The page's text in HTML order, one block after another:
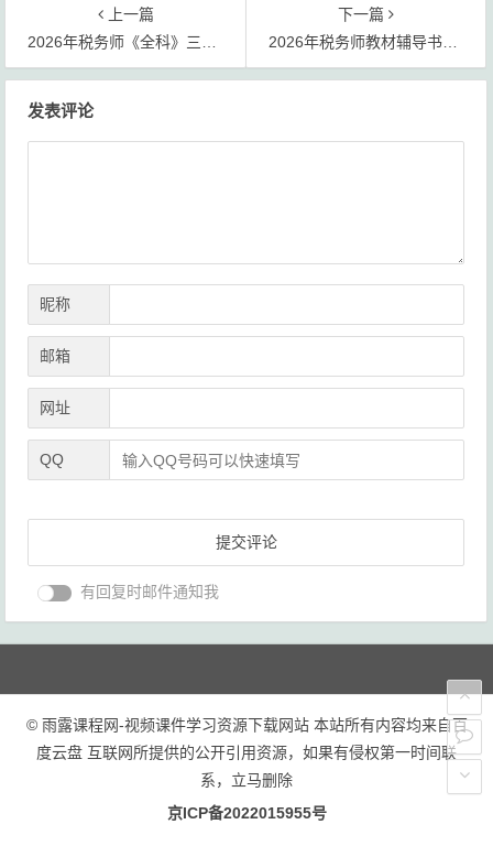
上一篇
2026年税务师《全科》三色笔记pdf网盘资源免费获取
下一篇
2026年税务师教材辅导书轻一pdf网盘免费下载
发表评论
昵称
邮箱
网址
QQ
有回复时邮件通知我
© 雨露课程网-视频课件学习资源下载网站 本站所有内容均来自百
度云盘 互联网所提供的公开引用资源，如果有侵权第一时间联
系，立马删除
京ICP备2022015955号